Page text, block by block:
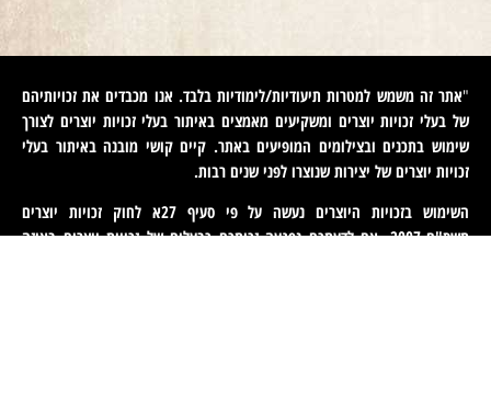
"אתר זה משמש למטרות תיעודיות/לימודיות בלבד. אנו מכבדים את זכויותיהם
של בעלי זכויות יוצרים ומשקיעים מאמצים באיתור בעלי זכויות יוצרים לצורך
שימוש בתכנים ובצילומים המופיעים באתר. קיים קושי מובנה באיתור בעלי
זכויות יוצרים של יצירות שנוצרו לפני שנים רבות.
השימוש בזכויות היוצרים נעשה על פי סעיף 27א לחוק זכויות יוצרים
תשס"ח-2007. אם לדעתכם נפגעה זכותכם כבעלים של זכויות יוצרים באיזה